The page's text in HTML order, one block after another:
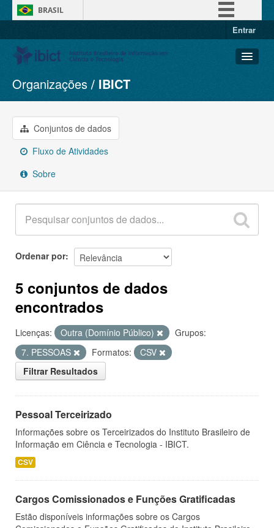
BRASIL
Entrar
Conjuntos de dados
Organizações
Grupos
Sobre
Organizações IBICT
Conjuntos de dados
Fluxo de Atividades
Sobre
Ordenar por
5 conjuntos de dados
encontrados
Licenças: Outra (Domínio Público)
Grupos:
7. PESSOAS
Formatos:
CSV
Filtrar Resultados
Pessoal Terceirizado
Informações sobre os Terceirizados do Instituto Brasileiro de
Informação em Ciência e Tecnologia - IBICT.
CSV
Cargos Comissionados e Funções Gratificadas
Estão disponíveis informações sobre os Cargos